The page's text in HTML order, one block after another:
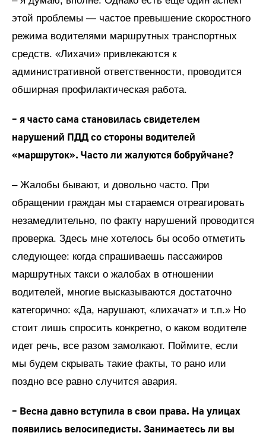
этой проблемы — частое превышение скоростного
режима водителями маршрутных транспортных
средств. «Лихачи» привлекаются к
административной ответственности, проводится
обширная профилактическая работа.
– я часто сама становилась свидетелем
нарушений ПДД со стороны водителей
«маршруток». Часто ли жалуются бобруйчане?
– Жалобы бывают, и довольно часто. При
обращении граждан мы стараемся отреагировать
незамедлительно, по факту нарушений проводится
проверка. Здесь мне хотелось бы особо отметить
следующее: когда спрашиваешь пассажиров
маршрутных такси о жалобах в отношении
водителей, многие высказываются достаточно
категорично: «Да, нарушают, «лихачат» и т.п.» Но
стоит лишь спросить конкретно, о каком водителе
идет речь, все разом замолкают. Поймите, если
мы будем скрывать такие факты, то рано или
поздно все равно случится авария.
– Весна давно вступила в свои права. На улицах
появились велосипедисты. Занимаетесь ли вы